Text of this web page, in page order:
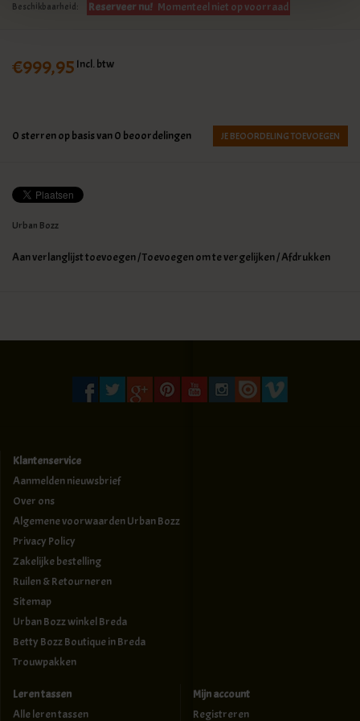
Beschikbaarheid:
Reserveer nu! Momenteel niet op voorraad
€999,95 Incl. btw
JE BEOORDELING TOEVOEGEN
0 sterren op basis van0 beoordelingen
Urban Bozz
Aan verlanglijst toevoegen/Toevoegen om te vergelijken/Afdrukken
Klantenservice
Aanmelden nieuwsbrief
Over ons
Algemene voorwaarden Urban Bozz
Privacy Policy
Zakelijke bestelling
Ruilen & Retourneren
Sitemap
Urban Bozz winkel Breda
Betty Bozz Boutique in Breda
Trouwpakken
Leren tassen
Alle leren tassen
Mijn account
Registreren